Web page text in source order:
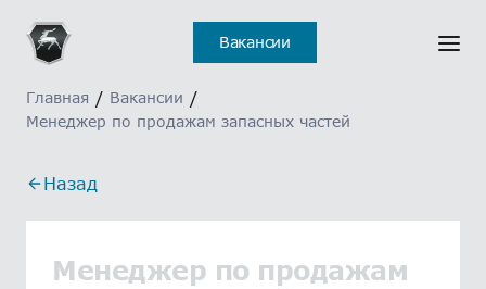
Вакансии
Главная / Вакансии /
Менеджер по продажам запасных частей
Назад
Менеджер по продажам